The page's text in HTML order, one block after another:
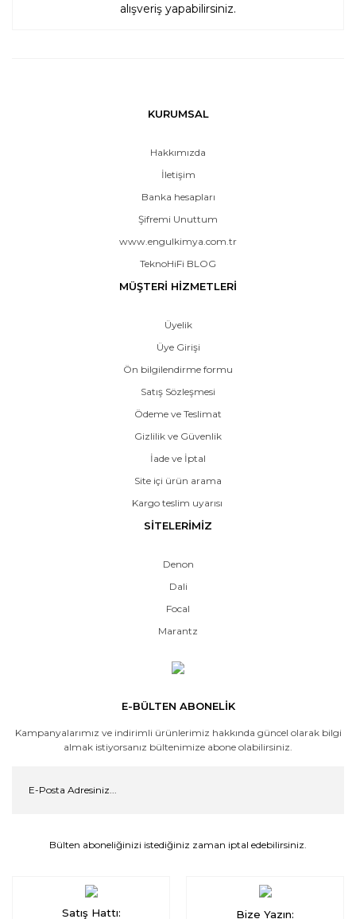
alışveriş yapabilirsiniz.
KURUMSAL
Hakkımızda
İletişim
Banka hesapları
Şifremi Unuttum
www.engulkimya.com.tr
TeknoHiFi BLOG
MÜŞTERİ HİZMETLERİ
Üyelik
Üye Girişi
Ön bilgilendirme formu
Satış Sözleşmesi
Ödeme ve Teslimat
Gizlilik ve Güvenlik
İade ve İptal
Site içi ürün arama
Kargo teslim uyarısı
SİTELERİMİZ
Denon
Dali
Focal
Marantz
E-BÜLTEN ABONELİK
Kampanyalarımız ve indirimli ürünlerimiz hakkında güncel olarak bilgi
almak istiyorsanız bültenimize abone olabilirsiniz.
Bülten aboneliğinizi istediğiniz zaman iptal edebilirsiniz.
Satış Hattı: Bize Yazın: